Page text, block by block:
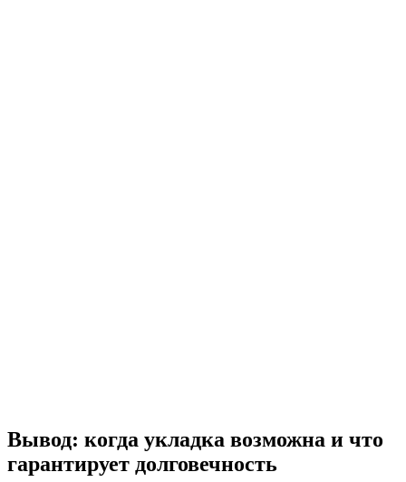
Вывод: когда укладка возможна и что
гарантирует долговечность